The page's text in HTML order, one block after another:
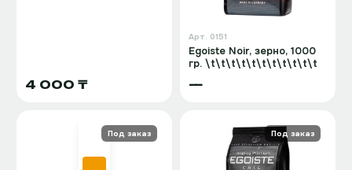
4 000 ₸
Арт. 0151
Egoiste Noir, зерно, 1000
гр. \t\t\t\t\t\t\t\t\t\t\t
—
Под заказ Под заказ